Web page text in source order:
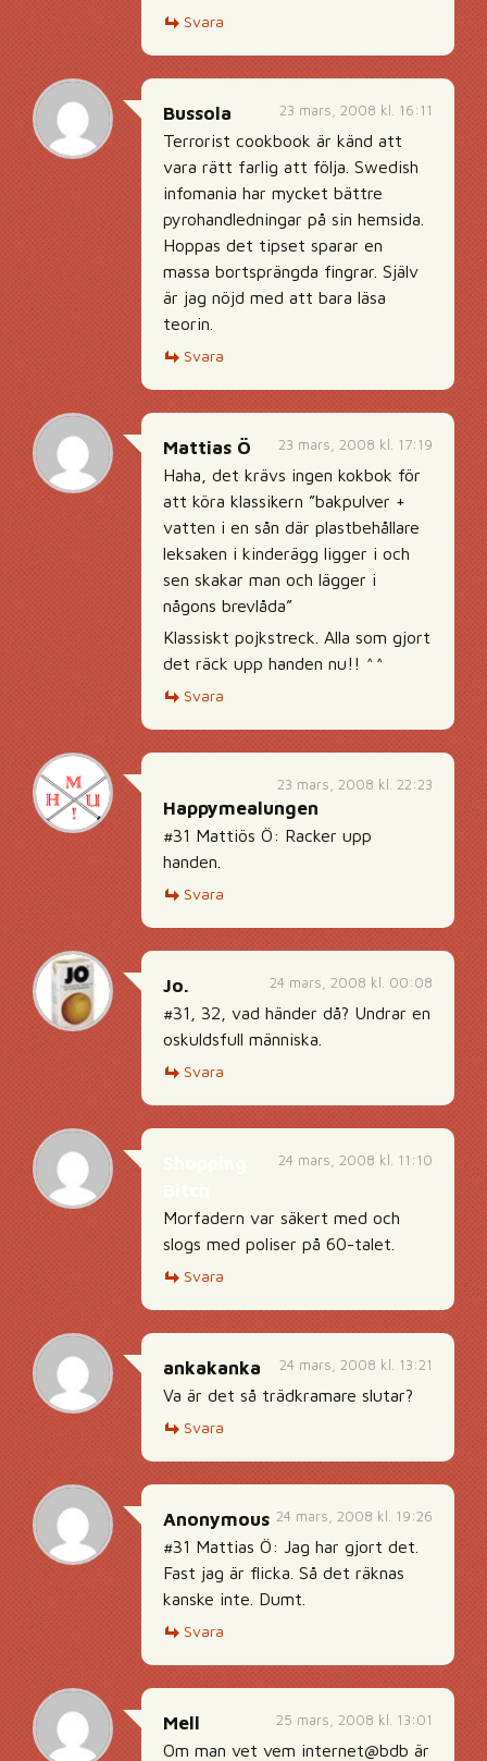
Svara
23 mars, 2008 kl. 16:11
Bussola
Terrorist cookbook är känd att
vara rätt farlig att följa. Swedish
infomania har mycket bättre
pyrohandledningar på sin hemsida.
Hoppas det tipset sparar en
massa bortsprängda fingrar. Själv
är jag nöjd med att bara läsa
teorin.
Svara
23 mars, 2008 kl. 17:19
Mattias Ö
Haha, det krävs ingen kokbok för
att köra klassikern ”bakpulver +
vatten i en sån där plastbehållare
leksaken i kinderägg ligger i och
sen skakar man och lägger i
någons brevlåda”
Klassiskt pojkstreck. Alla som gjort
det räck upp handen nu!! ^^
Svara
23 mars, 2008 kl. 22:23
Happymealungen
#31 Mattiös Ö: Racker upp
handen.
Svara
24 mars, 2008 kl. 00:08
Jo.
#31, 32, vad händer då? Undrar en
oskuldsfull människa.
Svara
24 mars, 2008 kl. 11:10
Morfadern var säkert med och
slogs med poliser på 60-talet.
Svara
24 mars, 2008 kl. 13:21
ankakanka
Va är det så trädkramare slutar?
Svara
24 mars, 2008 kl. 19:26
Anonymous
#31 Mattias Ö: Jag har gjort det.
Fast jag är flicka. Så det räknas
kanske inte. Dumt.
Svara
25 mars, 2008 kl. 13:01
Mell
Om man vet vem internet@bdb är